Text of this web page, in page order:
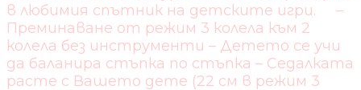
в любимия спътник на детските игри. –
Преминаване от режим 3 колела към 2
колела без инструменти – Детето се учи
да баланира стъпка по стъпка – Седалката
расте с Вашето дете (22 см в режим 3